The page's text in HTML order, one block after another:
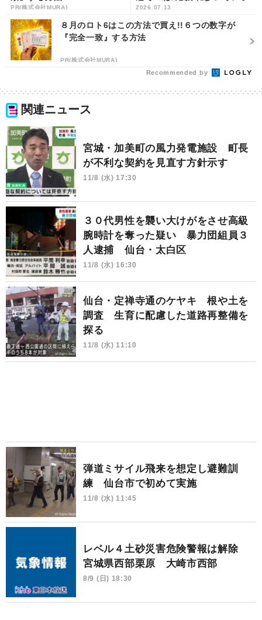
PR(株式会社MURA)
た」 仙台・宮城野区 | khb
東日本放送
2026.07.13
８月のロト6はこの方法で買え!!６つの数字が
『完全一致』する方法
PR(株式会社MURA)
Recommended by
関連ニュース
宮城・加美町の風力発電施設 町長
が不利な契約を見直す方針示す
11/8 (水) 17:30
３０代男性を襲い大けがをさせ高級
腕時計を奪った疑い 暴力団組員３
人逮捕 仙台・太白区
11/8 (水) 16:30
仙台・定禅寺通のケヤキ 根や土を
調査 生育に配慮した道路再整備を
探る
11/8 (水) 11:10
弾道ミサイル飛来を想定し避難訓
練 仙台市で初めて実施
11/8 (水) 11:45
レベル４土砂災害危険警報は解除
宮城県西部栗原 大崎市西部
8/9 (日) 18:30